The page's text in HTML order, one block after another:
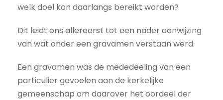
welk doel kon daarlangs bereikt worden?
Dit leidt ons allereerst tot een nader aanwijzing
van wat onder een gravamen verstaan werd.
Een gravamen was de mededeeling van een
particulier gevoelen aan de kerkelijke
gemeenschap om daarover het oordeel der